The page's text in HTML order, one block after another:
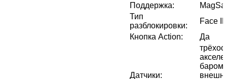
Поддержка:
Тип
разблокировки:
Face
Кнопка Action: Да
Датчики: